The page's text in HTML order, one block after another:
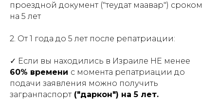
проездной документ ("теудат маавар") сроком
на 5 лет
2. От 1 года до 5 лет после репатриации:
✓ Если вы находились в Израиле НЕ менее
60% времени с момента репатриации до
подачи заявления можно получить
загранпаспорт("даркон") на 5 лет.